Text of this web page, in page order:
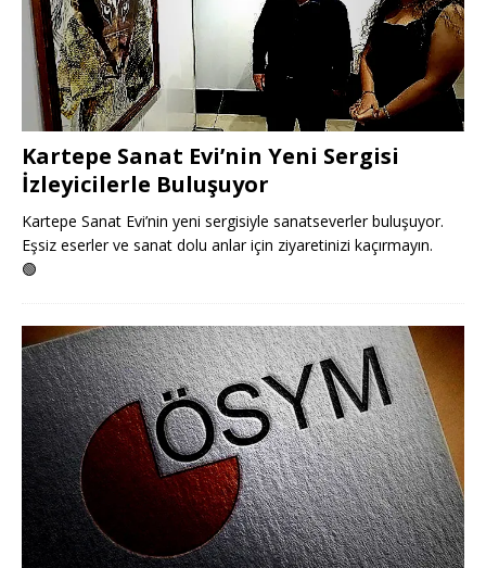
Kartepe Sanat Evi’nin Yeni Sergisi
İzleyicilerle Buluşuyor
Kartepe Sanat Evi’nin yeni sergisiyle sanatseverler buluşuyor.
Eşsiz eserler ve sanat dolu anlar için ziyaretinizi kaçırmayın.
🟢